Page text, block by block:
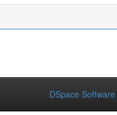
DSpace Software